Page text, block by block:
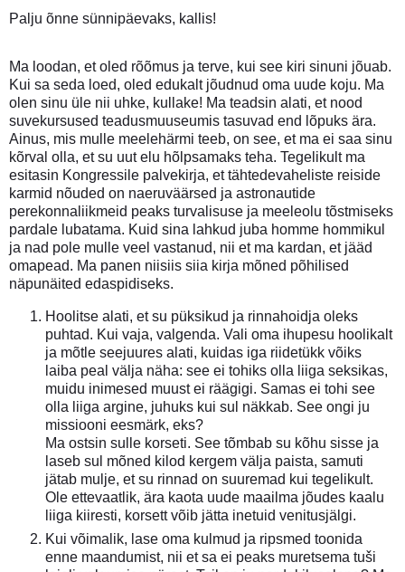
Palju õnne sünnipäevaks, kallis!
Ma loodan, et oled rõõmus ja terve, kui see kiri sinuni jõuab.
Kui sa seda loed, oled edukalt jõudnud oma uude koju. Ma
olen sinu üle nii uhke, kullake! Ma teadsin alati, et nood
suvekursused teadusmuuseumis tasuvad end lõpuks ära.
Ainus, mis mulle meelehärmi teeb, on see, et ma ei saa sinu
kõrval olla, et su uut elu hõlpsamaks teha. Tegelikult ma
esitasin Kongressile palvekirja, et tähtedevaheliste reiside
karmid nõuded on naeruväärsed ja astronautide
perekonnaliikmeid peaks turvalisuse ja meeleolu tõstmiseks
pardale lubatama. Kuid sina lahkud juba homme hommikul
ja nad pole mulle veel vastanud, nii et ma kardan, et jääd
omapead. Ma panen niisiis siia kirja mõned põhilised
näpunäited edaspidiseks.
Hoolitse alati, et su püksikud ja rinnahoidja oleks
puhtad. Kui vaja, valgenda. Vali oma ihupesu hoolikalt
ja mõtle seejuures alati, kuidas iga riidetükk võiks
laiba peal välja näha: see ei tohiks olla liiga seksikas,
muidu inimesed muust ei räägigi. Samas ei tohi see
olla liiga argine, juhuks kui sul näkkab. See ongi ju
missiooni eesmärk, eks?
Ma ostsin sulle korseti. See tõmbab su kõhu sisse ja
laseb sul mõned kilod kergem välja paista, samuti
jätab mulje, et su rinnad on suuremad kui tegelikult.
Ole ettevaatlik, ära kaota uude maailma jõudes kaalu
liiga kiiresti, korsett võib jätta inetuid venitusjälgi.
Kui võimalik, lase oma kulmud ja ripsmed toonida
enne maandumist, nii et sa ei peaks muretsema tuši